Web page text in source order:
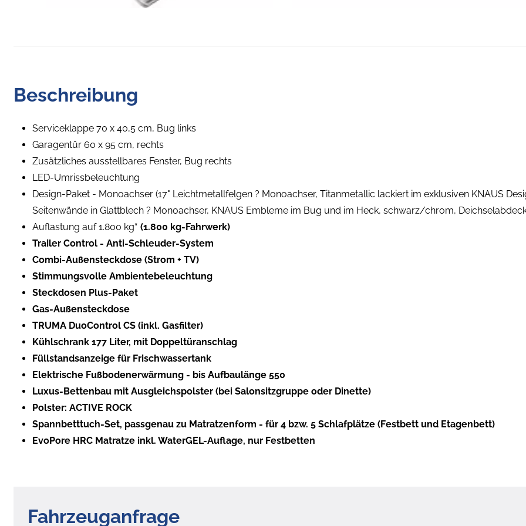
Beschreibung
Serviceklappe 70 x 40,5 cm, Bug links
Garagentür 60 x 95 cm, rechts
Zusätzliches ausstellbares Fenster, Bug rechts
LED-Umrissbeleuchtung
Design-Paket - Monoachser (17" Leichtmetallfelgen ? Monoachser, Titanmetallic lackiert im exklusiven KNAUS
Seitenwände in Glattblech ? Monoachser, KNAUS Embleme im Bug und im Heck, schwarz/chrom,
Auflastung auf 1.800 kg* (1.800 kg-Fahrwerk)
Trailer Control - Anti-Schleuder-System
Combi-Außensteckdose (Strom + TV)
Stimmungsvolle Ambientebeleuchtung
Steckdosen Plus-Paket
Gas-Außensteckdose
TRUMA DuoControl CS (inkl. Gasfilter)
Kühlschrank 177 Liter, mit Doppeltüranschlag
Füllstandsanzeige für Frischwassertank
Elektrische Fußbodenerwärmung - bis Aufbaulänge 550
Luxus-Bettenbau mit Ausgleichspolster (bei Salonsitzgruppe oder Dinette)
Polster: ACTIVE ROCK
Spannbetttuch-Set, passgenau zu Matratzenform - für 4 bzw. 5 Schlafplätze (Festbett und Etagenbett)
EvoPore HRC Matratze inkl. WaterGEL-Auflage, nur Festbetten
Fahrzeuganfrage